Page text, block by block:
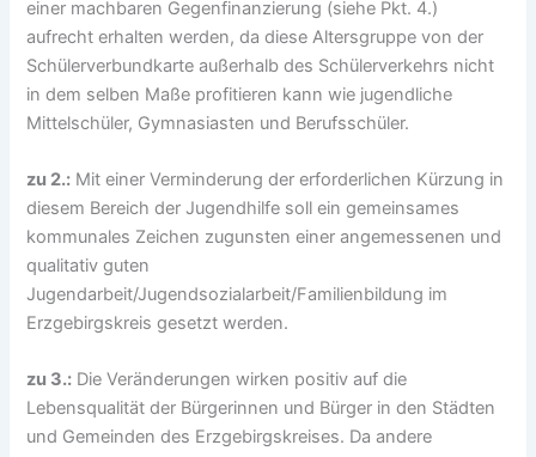
einer machbaren Gegenfinanzierung (siehe Pkt. 4.)
aufrecht erhalten werden, da diese Altersgruppe von der
Schülerverbundkarte außerhalb des Schülerverkehrs nicht
in dem selben Maße profitieren kann wie jugendliche
Mittelschüler, Gymnasiasten und Berufsschüler.
zu 2.: Mit einer Verminderung der erforderlichen Kürzung in
diesem Bereich der Jugendhilfe soll ein gemeinsames
kommunales Zeichen zugunsten einer angemessenen und
qualitativ guten
Jugendarbeit/Jugendsozialarbeit/Familienbildung im
Erzgebirgskreis gesetzt werden.
zu 3.: Die Veränderungen wirken positiv auf die
Lebensqualität der Bürgerinnen und Bürger in den Städten
und Gemeinden des Erzgebirgskreises. Da andere